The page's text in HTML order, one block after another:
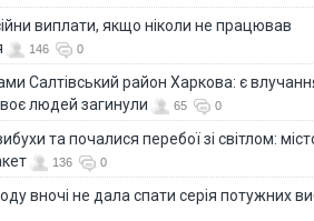
виплати, якщо ніколи не працював
146 0
Салтівський район Харкова: є
людей загинули
65 0
та почалися перебої зі світлом:
136 0
вночі не дала спати серія потужних